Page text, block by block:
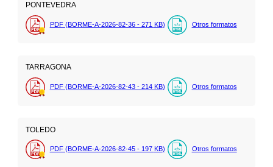
PONTEVEDRA
PDF (BORME-A-2026-82-36 - 271 KB) Otros formatos
TARRAGONA
PDF (BORME-A-2026-82-43 - 214 KB) Otros formatos
TOLEDO
PDF (BORME-A-2026-82-45 - 197 KB) Otros formatos